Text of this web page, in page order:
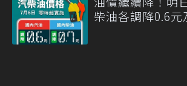
柴油各調降0.6元